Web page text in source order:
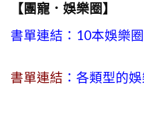
【團寵．娛樂圈】
書單連結：10本娛樂
書單連結 ：各類型的